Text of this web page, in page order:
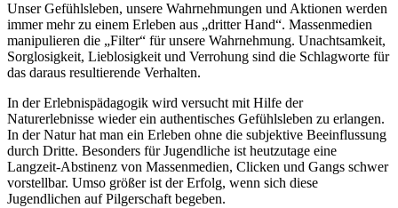
Unser Gefühlsleben, unsere Wahrnehmungen und Aktionen werden
immer mehr zu einem Erleben aus „dritter Hand“. Massenmedien
manipulieren die „Filter“ für unsere Wahrnehmung. Unachtsamkeit,
Sorglosigkeit, Lieblosigkeit und Verrohung sind die Schlagworte für
das daraus resultierende Verhalten.
In der Erlebnispädagogik wird versucht mit Hilfe der
Naturerlebnisse wieder ein authentisches Gefühlsleben zu erlangen.
In der Natur hat man ein Erleben ohne die subjektive Beeinflussung
durch Dritte. Besonders für Jugendliche ist heutzutage eine
Langzeit-Abstinenz von Massenmedien, Clicken und Gangs schwer
vorstellbar. Umso größer ist der Erfolg, wenn sich diese
Jugendlichen auf Pilgerschaft begeben.